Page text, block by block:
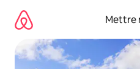
directement
Mettre